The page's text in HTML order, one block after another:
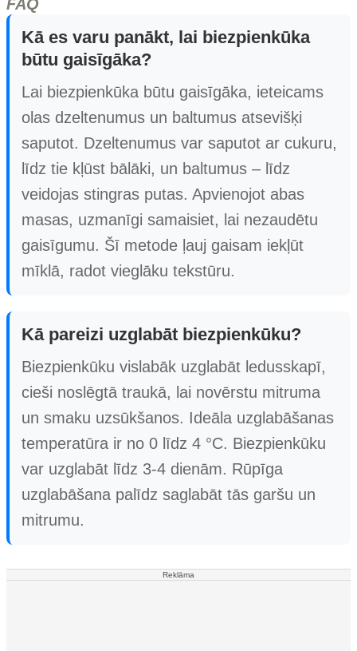
FAQ
Kā es varu panākt, lai biezpienkūka
būtu gaisīgāka?
Lai biezpienkūka būtu gaisīgāka, ieteicams
olas dzeltenumus un baltumus atsevišķi
saputot. Dzeltenumus var saputot ar cukuru,
līdz tie kļūst bālāki, un baltumus – līdz
veidojas stingras putas. Apvienojot abas
masas, uzmanīgi samaisiet, lai nezaudētu
gaisīgumu. Šī metode ļauj gaisam iekļūt
mīklā, radot vieglāku tekstūru.
Kā pareizi uzglabāt biezpienkūku?
Biezpienkūku vislabāk uzglabāt ledusskapī,
cieši noslēgtā traukā, lai novērstu mitruma
un smaku uzsūkšanos. Ideāla uzglabāšanas
temperatūra ir no 0 līdz 4 °C. Biezpienkūku
var uzglabāt līdz 3-4 dienām. Rūpīga
uzglabāšana palīdz saglabāt tās garšu un
mitrumu.
Reklāma